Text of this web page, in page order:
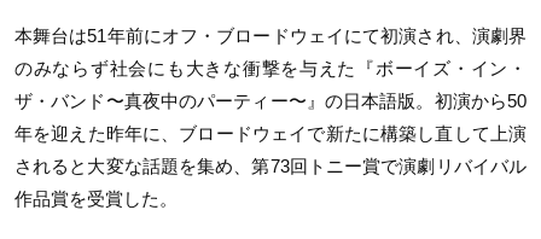
本舞台は51年前にオフ・ブロードウェイにて初演され、演劇界
のみならず社会にも大きな衝撃を与えた『ボーイズ・イン・
ザ・バンド〜真夜中のパーティー〜』の日本語版。初演から50
年を迎えた昨年に、ブロードウェイで新たに構築し直して上演
されると大変な話題を集め、第73回トニー賞で演劇リバイバル
作品賞を受賞した。